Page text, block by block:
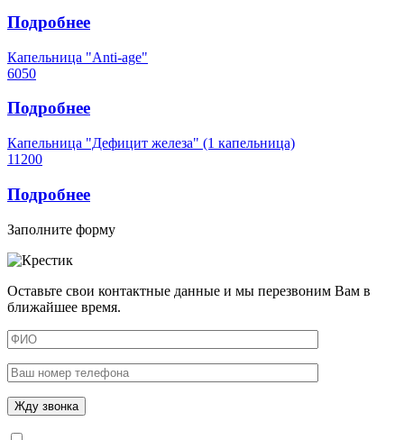
Подробнее
Капельница "Аnti-age"
6050
Подробнее
Капельница "Дефицит железа" (1 капельница)
11200
Подробнее
Заполните форму
Оставьте свои контактные данные и мы перезвоним Вам в
ближайшее время.